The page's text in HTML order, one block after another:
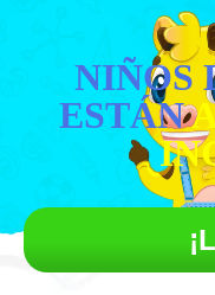
NIÑOS
ESTÁN